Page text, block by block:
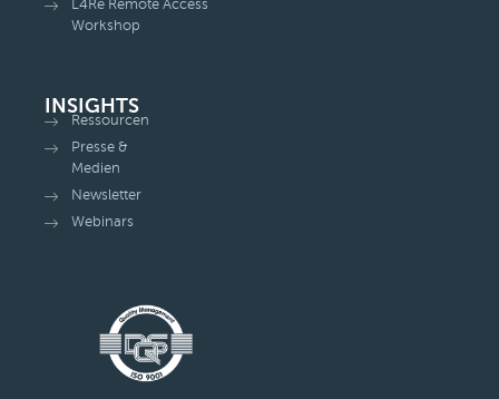
L4Re Remote Access
Workshop
INSIGHTS
Ressourcen
Presse &
Medien
Newsletter
Webinars